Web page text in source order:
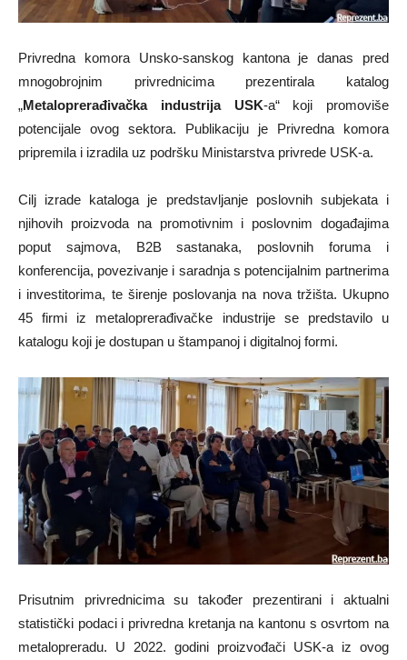
Privredna komora Unsko-sanskog kantona je danas pred
mnogobrojnim privrednicima prezentirala katalog
„Metaloprerađivačka industrija USK-a“ koji promoviše
potencijale ovog sektora. Publikaciju je Privredna komora
pripremila i izradila uz podršku Ministarstva privrede USK-a.
Cilj izrade kataloga je predstavljanje poslovnih subjekata i
njihovih proizvoda na promotivnim i poslovnim događajima
poput sajmova, B2B sastanaka, poslovnih foruma i
konferencija, povezivanje i saradnja s potencijalnim partnerima
i investitorima, te širenje poslovanja na nova tržišta. Ukupno
45 firmi iz metaloprerađivačke industrije se predstavilo u
katalogu koji je dostupan u štampanoj i digitalnoj formi.
Prisutnim privrednicima su također prezentirani i aktualni
statistički podaci i privredna kretanja na kantonu s osvrtom na
metalopreradu. U 2022. godini proizvođači USK-a iz ovog